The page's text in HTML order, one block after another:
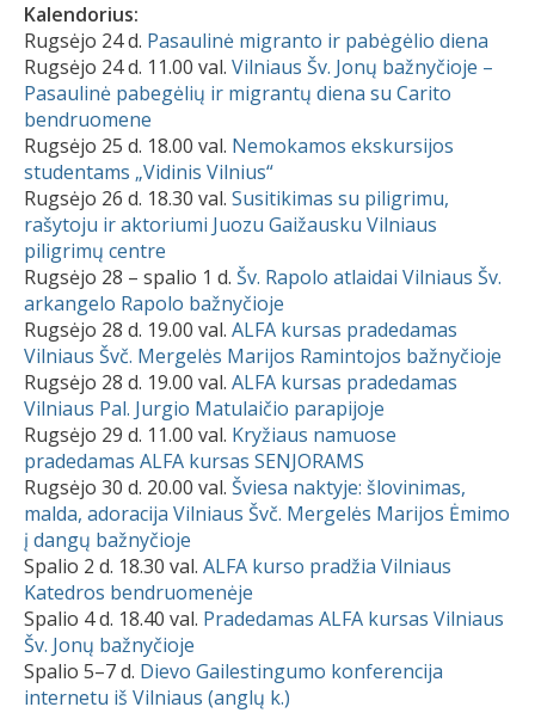
Kalendorius:
Rugsėjo 24 d. Pasaulinė migranto ir pabėgėlio diena
Rugsėjo 24 d. 11.00 val. Vilniaus Šv. Jonų bažnyčioje –
Pasaulinė pabegėlių ir migrantų diena su Carito
bendruomene
Rugsėjo 25 d. 18.00 val. Nemokamos ekskursijos
studentams „Vidinis Vilnius“
Rugsėjo 26 d. 18.30 val. Susitikimas su piligrimu,
rašytoju ir aktoriumi Juozu Gaižausku Vilniaus
piligrimų centre
Rugsėjo 28 – spalio 1 d. Šv. Rapolo atlaidai Vilniaus Šv.
arkangelo Rapolo bažnyčioje
Rugsėjo 28 d. 19.00 val. ALFA kursas pradedamas
Vilniaus Švč. Mergelės Marijos Ramintojos bažnyčioje
Rugsėjo 28 d. 19.00 val. ALFA kursas pradedamas
Vilniaus Pal. Jurgio Matulaičio parapijoje
Rugsėjo 29 d. 11.00 val. Kryžiaus namuose
pradedamas ALFA kursas SENJORAMS
Rugsėjo 30 d. 20.00 val. Šviesa naktyje: šlovinimas,
malda, adoracija Vilniaus Švč. Mergelės Marijos Ėmimo
į dangų bažnyčioje
Spalio 2 d. 18.30 val. ALFA kurso pradžia Vilniaus
Katedros bendruomenėje
Spalio 4 d. 18.40 val. Pradedamas ALFA kursas Vilniaus
Šv. Jonų bažnyčioje
Spalio 5–7 d. Dievo Gailestingumo konferencija
internetu iš Vilniaus (anglų k.)